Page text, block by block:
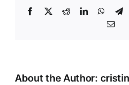
Facebook
X RedditLinkedIn
Email
About the Author: